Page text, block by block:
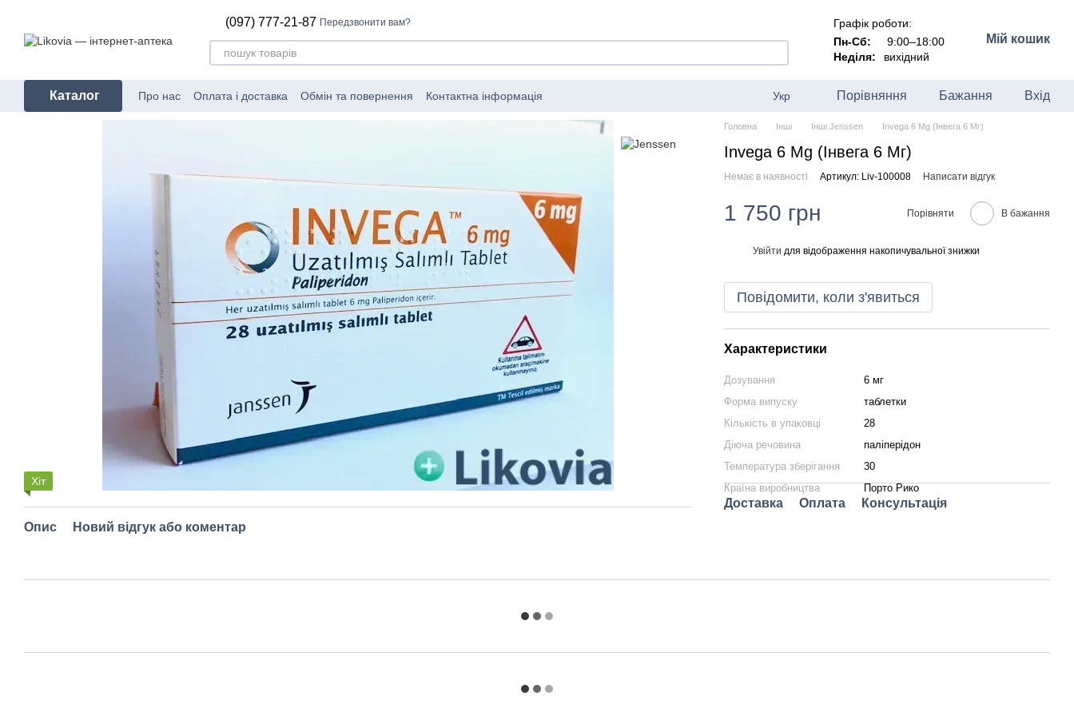
(097) 777-21-87 Передзвонити вам?
Графік роботи:
Пн-Сб:
9:00–18:00
Неділя:
вихідний
Мій кошик
Каталог Про нас Оплата і доставка Обмін та повернення Контактна інформація Укр Порівняння Бажання Вхід
Хіт
Опис Новий відгук або коментар
Головна Інші Інші Jenssen Invega 6 Mg (Інвега 6 Мг)
Invega 6 Mg (Інвега 6 Мг)
Немає в наявності Артикул: Liv-100008 Написати відгук
1 750 грн Порівняти В бажання
Увійти для відображення накопичувальної знижки
Повідомити, коли з'явиться
Характеристики
Дозування
6 мг
Форма випуску
таблетки
Кількість в упаковці
28
Діюча речовина
паліперідон
Температура зберігання
30
Країна виробництва
Порто Рико
Доставка Оплата Консультація